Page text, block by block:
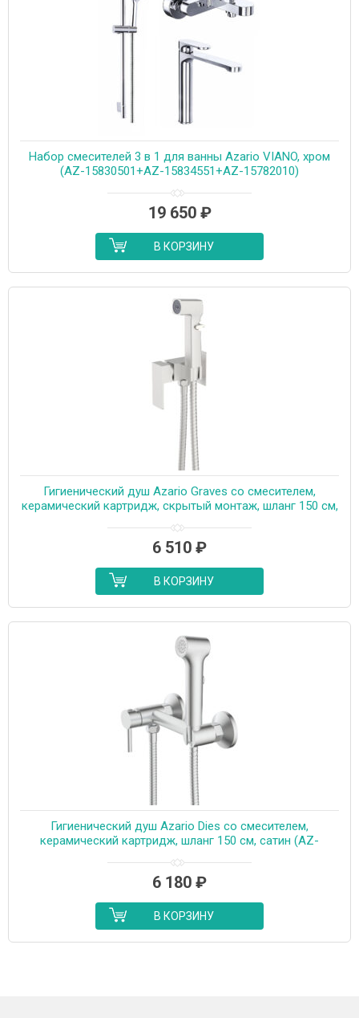
Набор смесителей 3 в 1 для ванны Azario VIANO, хром
(AZ-15830501+AZ-15834551+AZ-15782010)
19 650 ₽
В КОРЗИНУ
Гигиенический душ Azario Graves со смесителем,
керамический картридж, скрытый монтаж, шланг 150 см,
6 510 ₽
В КОРЗИНУ
Гигиенический душ Azario Dies со смесителем,
керамический картридж, шланг 150 см, сатин (AZ-
6 180 ₽
В КОРЗИНУ